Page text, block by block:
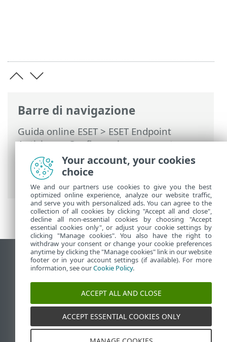
Barre di navigazione
Guida online ESET> ESET Endpoint
Antivirus>Configurazione avanzata>
Protezioni>Protezione file system in
tempo reale> Cosa fare se la protezione
in tempo reale non funziona
Visualizza sito desktop
End of Life
ESET Knowledge Base
ESET Status Portal
Supporto regionale
Your account, your cookies
choice
We and our partners use cookies to give you the best
optimized online experience, analyze our website traffic,
and serve you with personalized ads. You can agree to the
collection of all cookies by clicking "Accept all and close",
decline all non-essential cookies by choosing "Accept
essential cookies only", or adjust your cookie settings by
clicking "Manage cookies". You also have the right to
withdraw your consent or change your cookie preferences
anytime by clicking the "Manage cookies" link in our website
footer or in your account settings (if available). For more
information, see ourCookie Policy.
ACCEPT ALL AND CLOSE
ACCEPT ESSENTIAL COOKIES ONLY